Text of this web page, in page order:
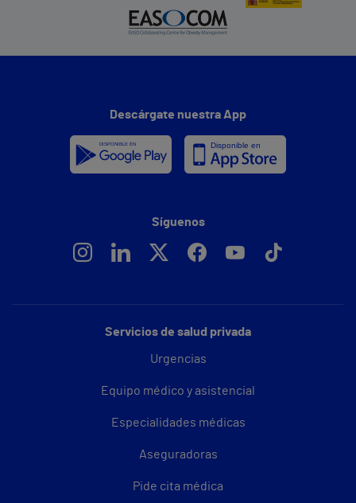
Servicios de salud privada
Urgencias
Equipo médico y asistencial
Especialidades médicas
Aseguradoras
Pide cita médica
Descárgate nuestra App
Síguenos